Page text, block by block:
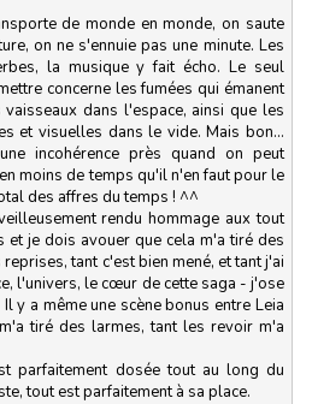
de monde en monde, on saute
on ne s'ennuie pas une minute. Les
la musique y fait écho. Le seul
concerne les fumées qui émanent
dans l'espace, ainsi que les
et visuelles dans le vide. Mais bon...
incohérence près quand on peut
moins de temps qu'il n'en faut pour le
des affres du temps ! ^^
rendu hommage aux tout
et je dois avouer que cela m'a tiré des
tant c'est bien mené, et tant j'ai
l'univers, le cœur de cette saga - j'ose
y a même une scène bonus entre Leia
tiré des larmes, tant les revoir m'a
parfaitement dosée tout au long du
tout est parfaitement à sa place.